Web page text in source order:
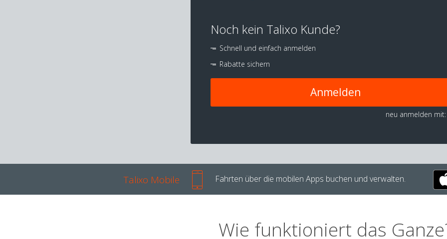
Noch kein Talixo Kunde?
Schnell und einfach anmelden
Rabatte sichern
Anmelden
neu anmelden mit:
Talixo Mobile Fahrten über die mobilen Apps buchen und verwalten.
Wie funktioniert das